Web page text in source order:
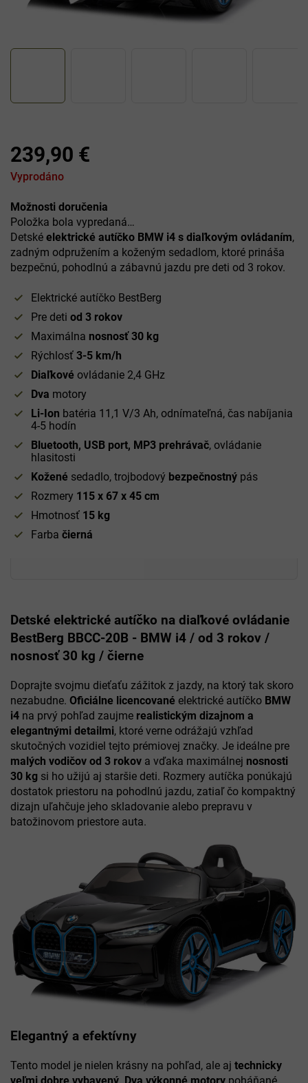
239,90 €
Jednotková
cena:
Vyprodáno
Možnosti doručenia
Položka bola vypredaná…
Detské elektrické autíčko BMW i4 s diaľkovým ovládaním,
zadným odpružením a koženým sedadlom, ktoré prináša
bezpečnú, pohodlnú a zábavnú jazdu pre deti od 3 rokov.
Elektrické autíčko BestBerg
Pre deti od 3 rokov
Maximálna nosnosť 30 kg
Rýchlosť 3-5 km/h
Diaľkové ovládanie 2,4 GHz
Dva motory
Li-Ion batéria 11,1 V/3 Ah, odnímateľná, čas nabíjania
4-5 hodín
Bluetooth, USB port, MP3 prehrávač, ovládanie
hlasitosti
Kožené sedadlo, trojbodový bezpečnostný pás
Rozmery 115 x 67 x 45 cm
Hmotnosť 15 kg
Farba čierná
Detské elektrické autíčko na diaľkové ovládanie
BestBerg BBCC-20B - BMW i4 / od 3 rokov /
nosnosť 30 kg / čierne
Doprajte svojmu dieťaťu zážitok z jazdy, na ktorý tak skoro
nezabudne. Oficiálne licencované elektrické autíčko BMW
i4 na prvý pohľad zaujme realistickým dizajnom a
elegantnými detailmi, ktoré verne odrážajú vzhľad
skutočných vozidiel tejto prémiovej značky. Je ideálne pre
malých vodičov od 3 rokov a vďaka maximálnej nosnosti
30 kg si ho užijú aj staršie deti. Rozmery autíčka ponúkajú
dostatok priestoru na pohodlnú jazdu, zatiaľ čo kompaktný
dizajn uľahčuje jeho skladovanie alebo prepravu v
batožinovom priestore auta.
Elegantný a efektívny
Tento model je nielen krásny na pohľad, ale aj technicky